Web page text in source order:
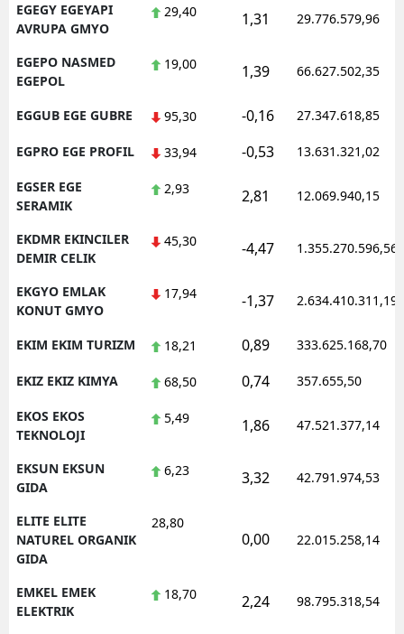
EGEGY EGEYAPI
AVRUPA GMYO
29,40 1,31 29.776.579,96
EGEPO NASMED
EGEPOL
19,00 1,39 66.627.502,35
EGGUB EGE GUBRE 95,30 -0,16 27.347.618,85
EGPRO EGE PROFIL 33,94 -0,53 13.631.321,02
EGSER EGE
SERAMIK
2,93 2,81 12.069.940,15
EKDMR EKINCILER
DEMIR CELIK
45,30 -4,47 1.355.270.596,56
EKGYO EMLAK
KONUT GMYO
17,94 -1,37 2.634.410.311,19
EKIM EKIM TURIZM 18,21 0,89 333.625.168,70
EKIZ EKIZ KIMYA 68,50 0,74 357.655,50
EKOS EKOS
TEKNOLOJI
5,49 1,86 47.521.377,14
EKSUN EKSUN
GIDA
6,23 3,32 42.791.974,53
ELITE ELITE
NATUREL ORGANIK
GIDA
28,80
0,00 22.015.258,14
EMKEL EMEK
ELEKTRIK
18,70 2,24 98.795.318,54